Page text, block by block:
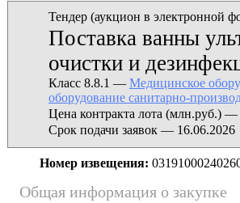
Тендер (аукцион в электронной
Поставка ванны
очистки и
Класс 8.8.1 — Медицинское
оборудование санитарно-
Цена контракта лота (млн.руб.) —
Срок подачи заявок — 16.06.2026
Номер извещения:
Общая информация о закупке